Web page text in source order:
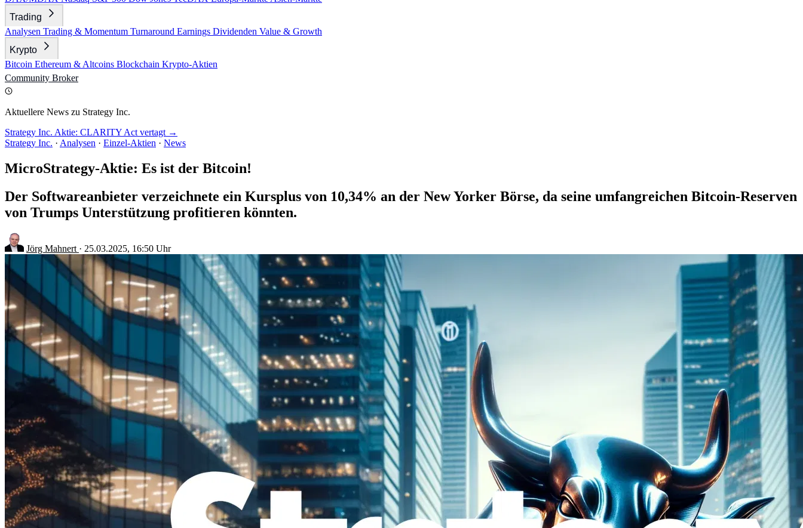
Trading
Analysen Trading & Momentum Turnaround Earnings Dividenden Value & Growth
Krypto
Bitcoin Ethereum & Altcoins Blockchain Krypto-Aktien
Community Broker
Aktuellere News zu Strategy Inc.
Strategy Inc. Aktie: CLARITY Act vertagt →
Strategy Inc. · Analysen · Einzel-Aktien · News
MicroStrategy-Aktie: Es ist der Bitcoin!
Der Softwareanbieter verzeichnete ein Kursplus von 10,34% an der New Yorker Börse, da seine umfangreichen Bitcoin-Reserven
von Trumps Unterstützung profitieren könnten.
Jörg Mahnert · 25.03.2025, 16:50 Uhr